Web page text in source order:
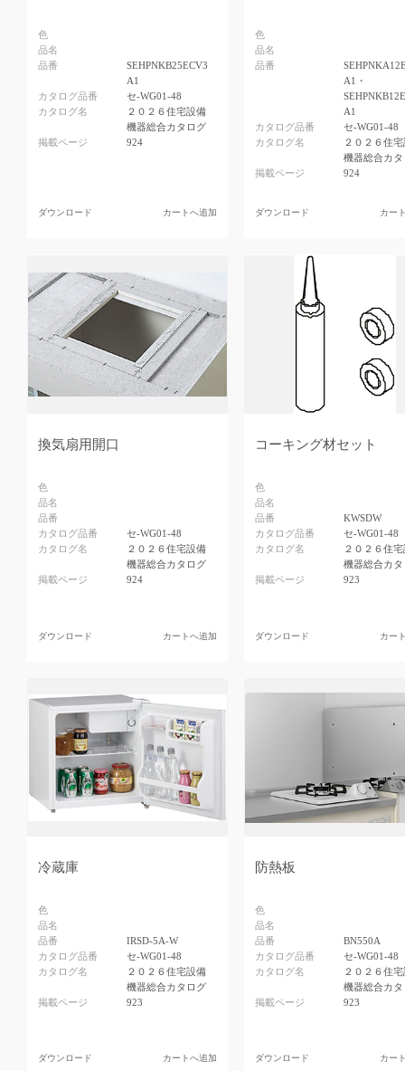
色
品名
品番
SEHPNKB25ECV3
A1
カタログ品番
セ-WG01-48
カタログ名
２０２６住宅設備
機器総合カタログ
掲載ページ
924
ダウンロード カートへ追加
色
品名
品番
A1・
A1
カタログ品番
セ-WG01-48
カタログ名
２０２６住
機器総合カ
掲載ページ
924
ダウンロード カー
換気扇用開口
色
品名
品番
カタログ品番
セ-WG01-48
カタログ名
２０２６住宅設備
機器総合カタログ
掲載ページ
924
ダウンロード カートへ追加
コーキング材セット
色
品名
品番
KWSDW
カタログ品番
セ-WG01-48
カタログ名
２０２６住
機器総合カ
掲載ページ
923
ダウンロード カー
冷蔵庫
色
品名
品番
IRSD-5A-W
カタログ品番
セ-WG01-48
カタログ名
２０２６住宅設備
機器総合カタログ
掲載ページ
923
ダウンロード カートへ追加
防熱板
色
品名
品番
BN550A
カタログ品番
セ-WG01-48
カタログ名
２０２６住
機器総合カ
掲載ページ
923
ダウンロード カー